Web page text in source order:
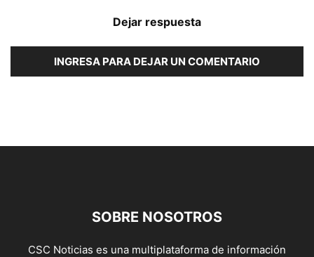
Dejar respuesta
INGRESA PARA DEJAR UN COMENTARIO
SOBRE NOSOTROS
CSC Noticias es una multiplataforma de información